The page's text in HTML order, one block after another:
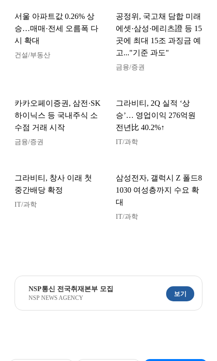
서울 아파트값 0.26% 상
승…매매·전세 오름폭 다
시 확대
건설/부동산
공정위, 국고채 담합 미래
에셋·삼성·메리츠證 등 15
곳에 최대 15조 과징금 예
고..."기준 과도"
금융/증권
카카오페이증권, 삼전·SK
하이닉스 등 국내주식 소
수점 거래 시작
금융/증권
그라비티, 2Q 실적 ‘상
승’… 영업이익 276억원
전년比 40.2%↑
IT/과학
그라비티, 창사 이래 첫
중간배당 확정
IT/과학
삼성전자, 갤럭시 Z 폴드8
1030 여성층까지 수요 확
대
IT/과학
NSP통신 전국취재본부 모집
NSP NEWS AGENCY
보기